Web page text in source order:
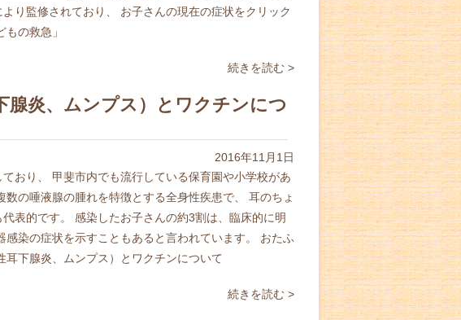
り監修されており、 お子さんの現在の症状をクリック
の救急」
続きを読む >
腺炎、ムンプス）とワクチンにつ
2016年11月1日
おり、 甲斐市内でも流行している保育園や小学校があ
の唾液腺の腫れを特徴とする全身性疾患で、 耳のちょ
表的です。 感染したお子さんの約3割は、臨床的に明
染の症状を示すこともあると言われています。 おたふ
耳下腺炎、ムンプス）とワクチンについて
続きを読む >